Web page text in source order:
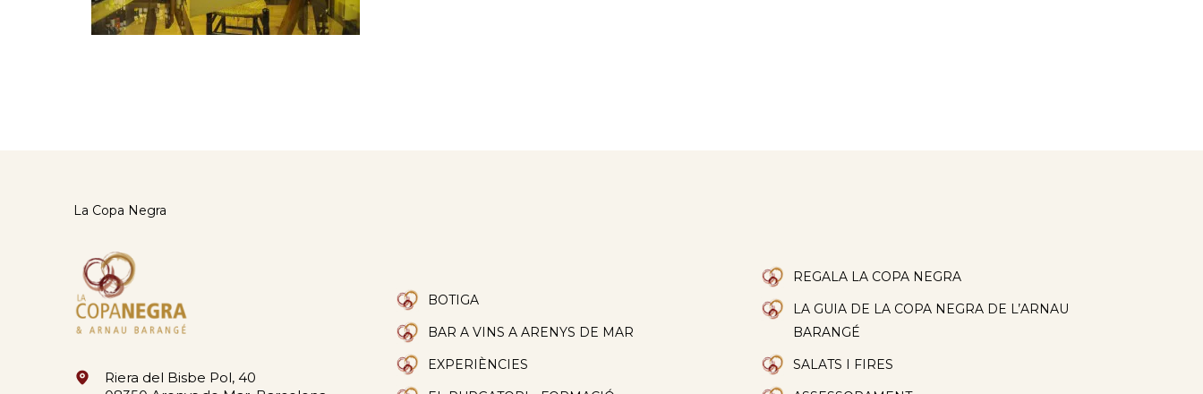
La Copa Negra
Riera del Bisbe Pol, 40
BOTIGA
BAR A VINS A ARENYS DE MAR
EXPERIÈNCIES
REGALA LA COPA NEGRA
LA GUIA DE LA COPA NEGRA DE L’ARNAU
BARANGÉ
SALATS I FIRES